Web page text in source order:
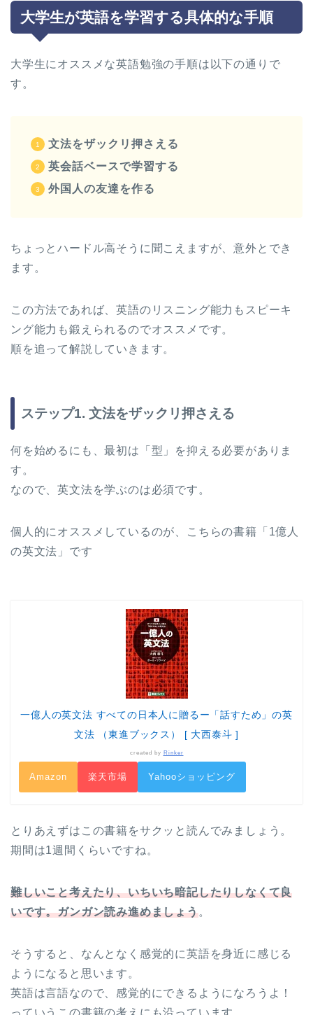
大学生が英語を学習する具体的な手順
大学生にオススメな英語勉強の手順は以下の通りで
す。
文法をザックリ押さえる
英会話ベースで学習する
外国人の友達を作る
ちょっとハードル高そうに聞こえますが、意外とでき
ます。
この方法であれば、英語のリスニング能力もスピーキ
ング能力も鍛えられるのでオススメです。
順を追って解説していきます。
ステップ1. 文法をザックリ押さえる
何を始めるにも、最初は「型」を抑える必要がありま
す。
なので、英文法を学ぶのは必須です。
個人的にオススメしているのが、こちらの書籍「1億人
の英文法」です
一億人の英文法 すべての日本人に贈るー「話すため」の英
文法 （東進ブックス） [ 大西泰斗 ]
created by Rinker
Amazon 楽天市場 Yahooショッピング
とりあえずはこの書籍をサクッと読んでみましょう。
期間は1週間くらいですね。
難しいこと考えたり、いちいち暗記したりしなくて良
いです。ガンガン読み進めましょう。
そうすると、なんとなく感覚的に英語を身近に感じる
ようになると思います。
英語は言語なので、感覚的にできるようになろうよ！